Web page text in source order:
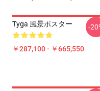
Tyga 風景ポスター
￥287,100 - ￥665,550
-